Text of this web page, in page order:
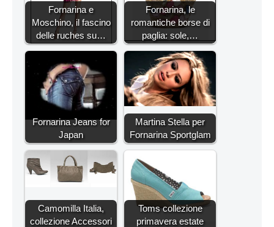
Fornarina e
Moschino, il fascino
delle ruches su…
Fornarina, le
romantiche borse di
paglia: sole,…
Fornarina Jeans for
Japan
Martina Stella per
Fornarina Sportglam
Camomilla Italia,
collezione Accessori
Toms collezione
primavera estate